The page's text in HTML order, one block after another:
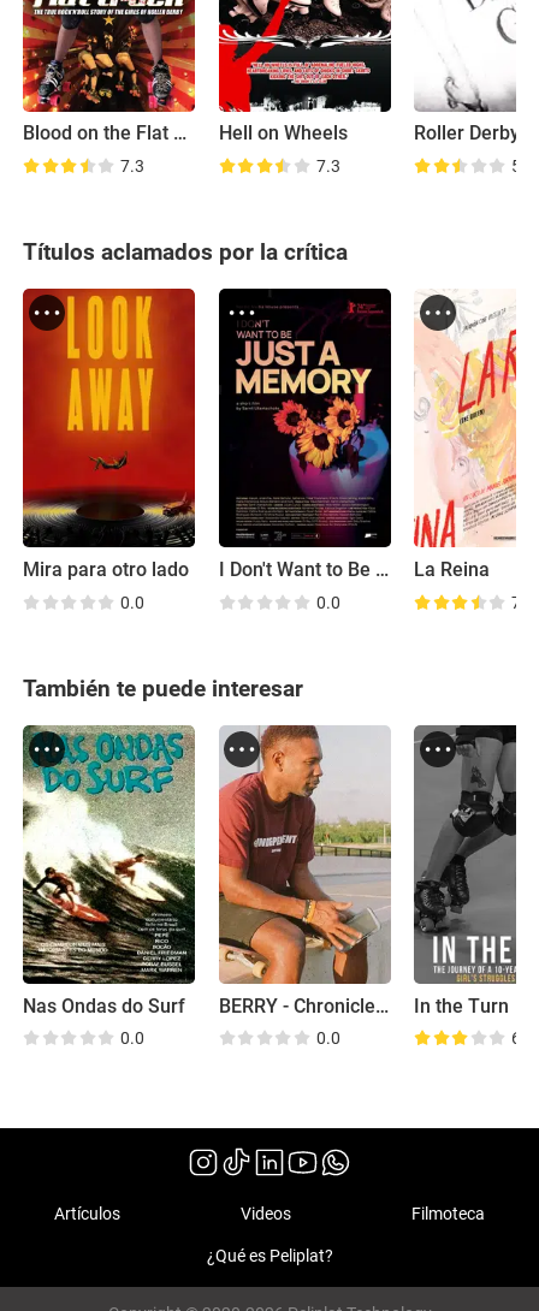
Blood on the Flat Track: The Rise of the Rat City Rollergirls
7.3
Hell on Wheels
7.3
Roller Derby
5.9
Títulos aclamados por la crítica
Mira para otro lado
0.0
I Don't Want to Be Just A Memory
0.0
La Reina
7.0
También te puede interesar
Nas Ondas do Surf
0.0
BERRY - Chronicle of a Caymanian Street Skater
0.0
In the Turn
6.9
Artículos Videos Filmoteca
¿Qué es Peliplat?